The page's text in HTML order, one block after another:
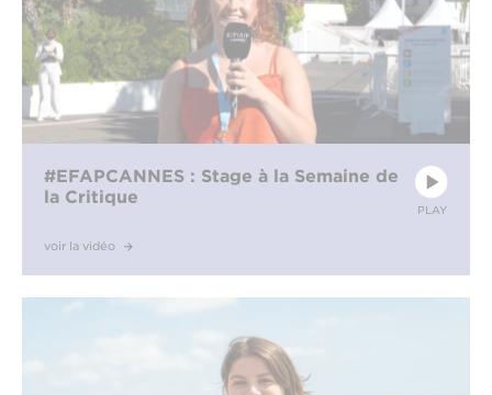
PLAY
#EFAPCANNES : Stage à la Semaine de
la Critique
voir la vidéo